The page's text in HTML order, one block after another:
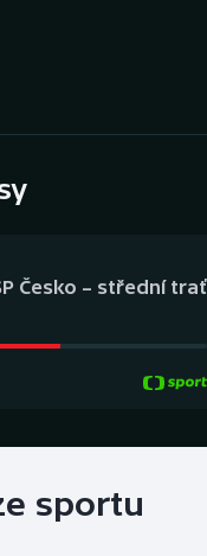
Česko – střední trať
sportu